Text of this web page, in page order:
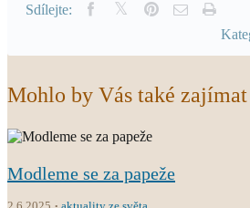
Sdílejte:
Mohlo by Vás také zajímat
Modleme se za papeže